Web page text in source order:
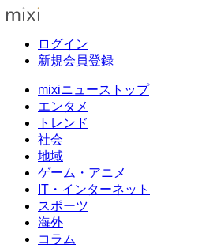
ログイン
新規会員登録
mixiニューストップ
エンタメ
トレンド
社会
地域
ゲーム・アニメ
IT・インターネット
スポーツ
海外
コラム